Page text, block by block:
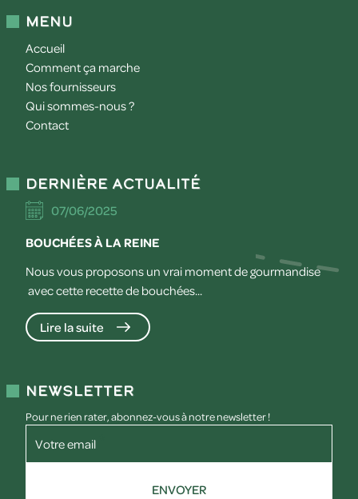
Menu
Accueil
Comment ça marche
Nos fournisseurs
Qui sommes-nous ?
Contact
Dernière actualité
07/06/2025
BOUCHÉES À LA REINE
Nous vous proposons un vrai moment de gourmandise
avec cette recette de bouchées...
Lire la suite
Newsletter
Pour ne rien rater, abonnez-vous à notre newsletter !
Votre email
ENVOYER